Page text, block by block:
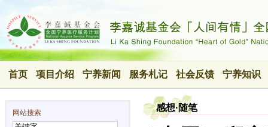
首页 项目介绍 宁养新闻 服务札记 社会反馈 宁养知识
网站搜索 感想·随笔